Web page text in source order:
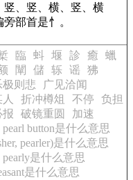
竖、竖、横、竖、横
部首是忄。
臨 蚪 堰 診 癒
蠟
闡 儲 轹 谣
狒
极则悲
广见洽闻
折冲樽俎 不停
负担
报 破镜重圆
加速
pearl button是什么意思
pearler)是什么意思
pearly是什么意思
是什么意思